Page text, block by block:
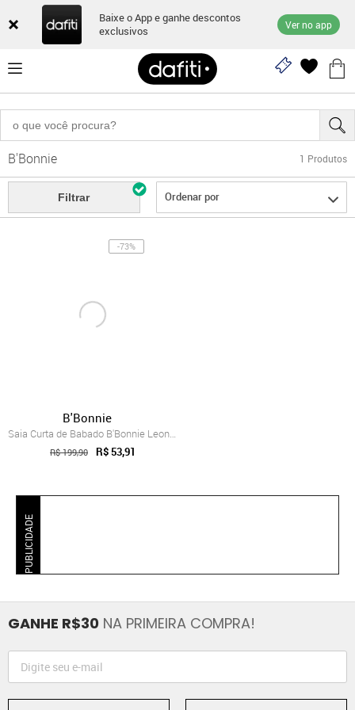
Baixe o App e ganhe descontos
exclusivos
Ver no app
B'Bonnie 1 Produtos
Filtrar Ordenar por
-73%
B'Bonnie
Saia Curta de Babado B'Bonnie Leonora Ve...
R$ 199,90 R$ 53,91
PUBLICIDADE
GANHE R$30 NA PRIMEIRA COMPRA!